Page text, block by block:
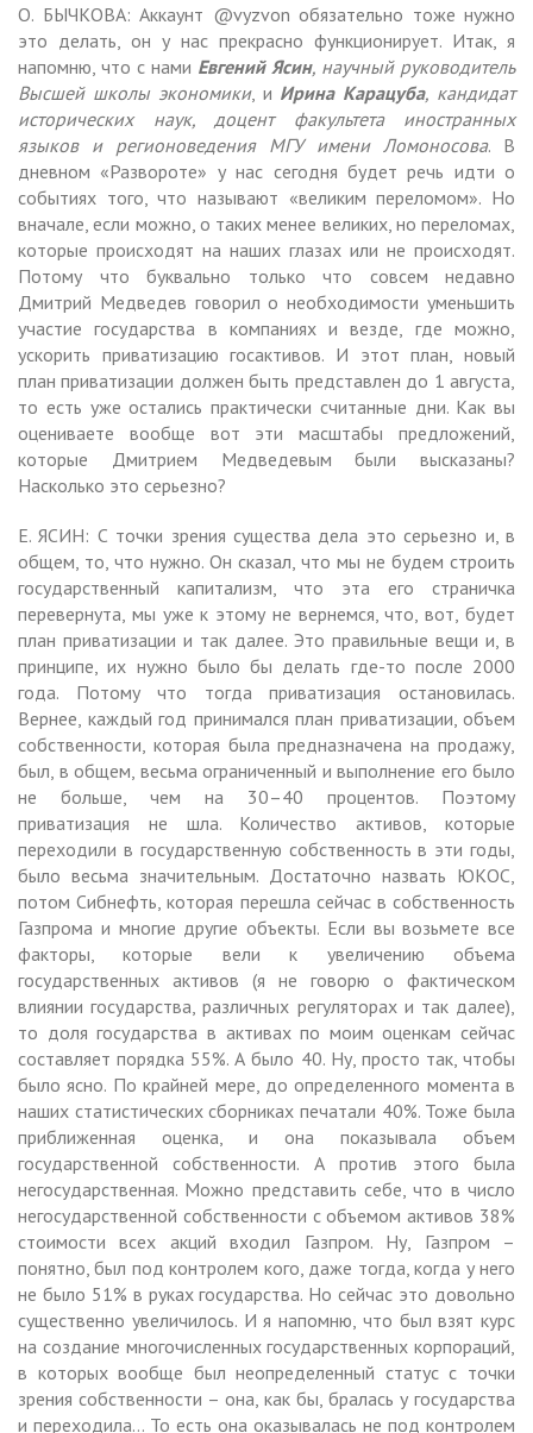
О. БЫЧКОВА: Аккаунт @vyzvon обязательно тоже нужно
это делать, он у нас прекрасно функционирует. Итак, я
напомню, что с нами Евгений Ясин, научный руководитель
Высшей школы экономики, и Ирина Карацуба, кандидат
исторических наук, доцент факультета иностранных
языков и регионоведения МГУ имени Ломоносова. В
дневном «Развороте» у нас сегодня будет речь идти о
событиях того, что называют «великим переломом». Но
вначале, если можно, о таких менее великих, но переломах,
которые происходят на наших глазах или не происходят.
Потому что буквально только что совсем недавно
Дмитрий Медведев говорил о необходимости уменьшить
участие государства в компаниях и везде, где можно,
ускорить приватизацию госактивов. И этот план, новый
план приватизации должен быть представлен до 1 августа,
то есть уже остались практически считанные дни. Как вы
оцениваете вообще вот эти масштабы предложений,
которые Дмитрием Медведевым были высказаны?
Насколько это серьезно?
Е. ЯСИН: С точки зрения существа дела это серьезно и, в
общем, то, что нужно. Он сказал, что мы не будем строить
государственный капитализм, что эта его страничка
перевернута, мы уже к этому не вернемся, что, вот, будет
план приватизации и так далее. Это правильные вещи и, в
принципе, их нужно было бы делать где-то после 2000
года. Потому что тогда приватизация остановилась.
Вернее, каждый год принимался план приватизации, объем
собственности, которая была предназначена на продажу,
был, в общем, весьма ограниченный и выполнение его было
не больше, чем на 30–40 процентов. Поэтому
приватизация не шла. Количество активов, которые
переходили в государственную собственность в эти годы,
было весьма значительным. Достаточно назвать ЮКОС,
потом Сибнефть, которая перешла сейчас в собственность
Газпрома и многие другие объекты. Если вы возьмете все
факторы, которые вели к увеличению объема
государственных активов (я не говорю о фактическом
влиянии государства, различных регуляторах и так далее),
то доля государства в активах по моим оценкам сейчас
составляет порядка 55%. А было 40. Ну, просто так, чтобы
было ясно. По крайней мере, до определенного момента в
наших статистических сборниках печатали 40%. Тоже была
приближенная оценка, и она показывала объем
государственной собственности. А против этого была
негосударственная. Можно представить себе, что в число
негосударственной собственности с объемом активов 38%
стоимости всех акций входил Газпром. Ну, Газпром –
понятно, был под контролем кого, даже тогда, когда у него
не было 51% в руках государства. Но сейчас это довольно
существенно увеличилось. И я напомню, что был взят курс
на создание многочисленных государственных корпораций,
в которых вообще был неопределенный статус с точки
зрения собственности – она, как бы, бралась у государства
и переходила… То есть она оказывалась не под контролем